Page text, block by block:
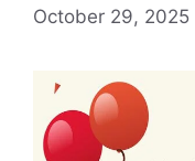
October 29, 2025